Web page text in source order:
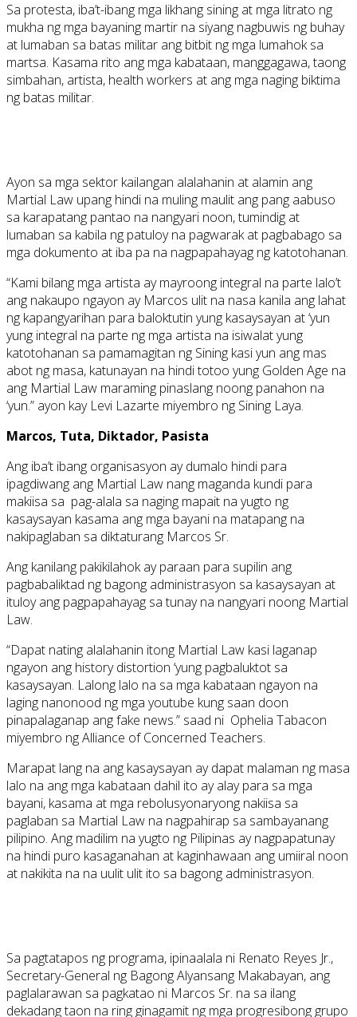
Sa protesta, iba’t-ibang mga likhang sining at mga litrato ng
mukha ng mga bayaning martir na siyang nagbuwis ng buhay
at lumaban sa batas militar ang bitbit ng mga lumahok sa
martsa. Kasama rito ang mga kabataan, manggagawa, taong
simbahan, artista, health workers at ang mga naging biktima
ng batas militar.
Ayon sa mga sektor kailangan alalahanin at alamin ang
Martial Law upang hindi na muling maulit ang pang aabuso
sa karapatang pantao na nangyari noon, tumindig at
lumaban sa kabila ng patuloy na pagwarak at pagbabago sa
mga dokumento at iba pa na nagpapahayag ng katotohanan.
“Kami bilang mga artista ay mayroong integral na parte lalo’t
ang nakaupo ngayon ay Marcos ulit na nasa kanila ang lahat
ng kapangyarihan para baloktutin yung kasaysayan at ‘yun
yung integral na parte ng mga artista na isiwalat yung
katotohanan sa pamamagitan ng Sining kasi yun ang mas
abot ng masa, katunayan na hindi totoo yung Golden Age na
ang Martial Law maraming pinaslang noong panahon na
‘yun.” ayon kay Levi Lazarte miyembro ng Sining Laya.
Marcos, Tuta, Diktador, Pasista
Ang iba’t ibang organisasyon ay dumalo hindi para
ipagdiwang ang Martial Law nang maganda kundi para
makiisa sa pag-alala sa naging mapait na yugto ng
kasaysayan kasama ang mga bayani na matapang na
nakipaglaban sa diktaturang Marcos Sr.
Ang kanilang pakikilahok ay paraan para supilin ang
pagbabaliktad ng bagong administrasyon sa kasaysayan at
ituloy ang pagpapahayag sa tunay na nangyari noong Martial
Law.
“Dapat nating alalahanin itong Martial Law kasi laganap
ngayon ang history distortion ‘yung pagbaluktot sa
kasaysayan. Lalong lalo na sa mga kabataan ngayon na
laging nanonood ng mga youtube kung saan doon
pinapalaganap ang fake news.” saad ni Ophelia Tabacon
miyembro ng Alliance of Concerned Teachers.
Marapat lang na ang kasaysayan ay dapat malaman ng masa
lalo na ang mga kabataan dahil ito ay alay para sa mga
bayani, kasama at mga rebolusyonaryong nakiisa sa
paglaban sa Martial Law na nagpahirap sa sambayanang
pilipino. Ang madilim na yugto ng Pilipinas ay nagpapatunay
na hindi puro kasaganahan at kaginhawaan ang umiiral noon
at nakikita na na uulit ulit ito sa bagong administrasyon.
Sa pagtatapos ng programa, ipinaalala ni Renato Reyes Jr.,
Secretary-General ng Bagong Alyansang Makabayan, ang
paglalarawan sa pagkatao ni Marcos Sr. na sa ilang
dekadang taon na ring ginagamit ng mga progresibong grupo